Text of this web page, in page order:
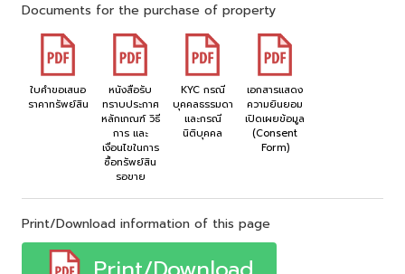
Documents for the purchase of property
ใบคำขอเสนอ
ราคาทรัพย์สิน
หนังสือรับ
ทราบประกาศ
หลักเกณฑ์ วิธี
การ และ
เงื่อนไขในการ
ซื้อทรัพย์สิน
รอขาย
KYC กรณี
บุคคลธรรมดา
และกรณี
นิติบุคคล
เอกสารแสดง
ความยินยอม
เปิดเผยข้อมูล
(Consent
Form)
Print/Download information of this page